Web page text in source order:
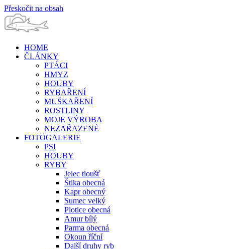
Přeskočit na obsah
HOME
ČLÁNKY
PTÁCI
HMYZ
HOUBY
RYBAŘENÍ
MUŠKAŘENÍ
ROSTLINY
MOJE VÝROBA
NEZAŘAZENÉ
FOTOGALERIE
PSI
HOUBY
RYBY
Jelec tloušť
Štika obecná
Kapr obecný
Sumec velký
Plotice obecná
Amur bílý
Parma obecná
Okoun říční
Další druhy ryb